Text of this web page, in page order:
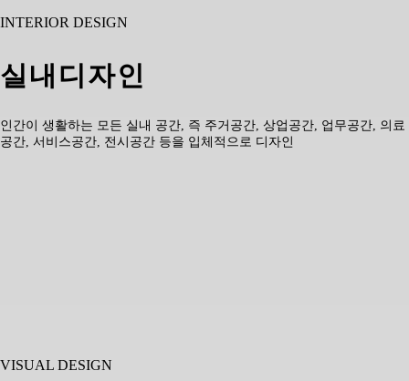
INTERIOR DESIGN
실내디자인
인간이 생활하는 모든 실내 공간, 즉 주거공간, 상업공간, 업무공간, 의료
공간, 서비스공간, 전시공간 등을 입체적으로 디자인
VISUAL DESIGN